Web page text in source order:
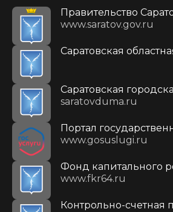
Правительство
www.saratov.gov.ru
Саратовская
Саратовская
saratovduma.ru
Портал
www.gosuslugi.ru
Фонд капитального
www.fkr64.ru
Контрольно-счетная